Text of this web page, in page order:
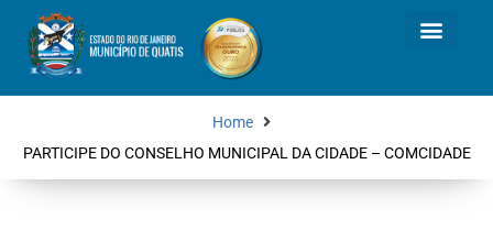
Home
PARTICIPE DO CONSELHO MUNICIPAL DA CIDADE – COMCIDADE